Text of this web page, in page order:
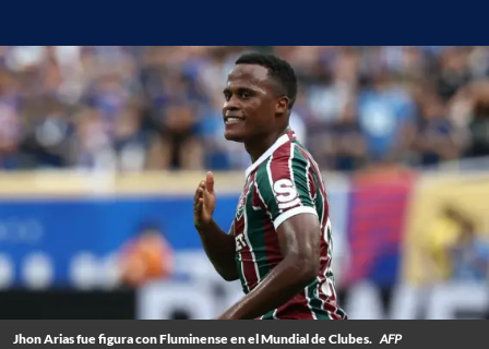
Jhon Arias fue figura con Fluminense en el Mundial de Clubes. AFP